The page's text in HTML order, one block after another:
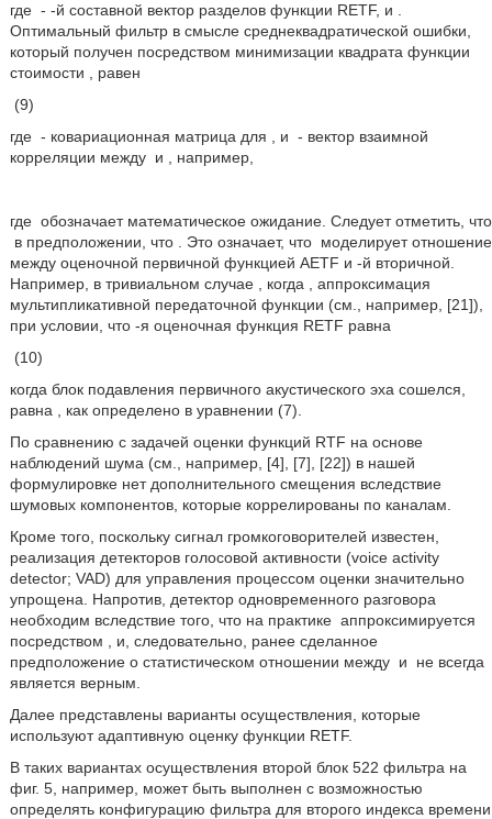
где - -й составной вектор разделов функции RETF, и
Оптимальный фильтр в смысле среднеквадратической ошибки,
который получен посредством минимизации квадрата функции
стоимости
, равен
(9)
где - ковариационная матрица для , и - вектор взаимной
корреляции между и , например,
где обозначает математическое ожидание. Следует отметить, что
в предположении, что
. Это означает, что моделирует отношение
между оценочной первичной функцией AETF и -й вторичной.
Например, в тривиальном случае
, когда
, аппроксимация
мультипликативной передаточной функции (см., например, [21]),
при условии, что -я оценочная функция RETF равна
(10)
когда блок подавления первичного акустического эха сошелся,
равна
, как определено в уравнении (7).
По сравнению с задачей оценки функций RTF на основе
наблюдений шума (см., например, [4], [7], [22]) в нашей
формулировке нет дополнительного смещения вследствие
шумовых компонентов, которые коррелированы по каналам.
Кроме того, поскольку сигнал громкоговорителей известен,
реализация детекторов голосовой активности (voice activity
detector; VAD) для управления процессом оценки значительно
упрощена. Напротив, детектор одновременного разговора
необходим вследствие того, что на практике аппроксимируется
посредством
, и, следовательно, ранее сделанное
предположение о статистическом отношении между и
не всегда
является верным.
Далее представлены варианты осуществления, которые
используют адаптивную оценку функции RETF.
В таких вариантах осуществления второй блок 522 фильтра на
фиг. 5, например, может быть выполнен с возможностью
определять конфигурацию фильтра для второго индекса времени